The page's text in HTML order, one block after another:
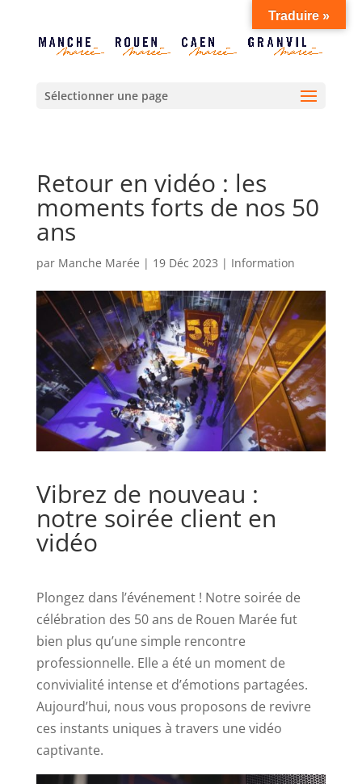
Sélectionner une page
Retour en vidéo : les
moments forts de nos 50
ans
par Manche Marée | 19 Déc 2023 | Information
Vibrez de nouveau :
notre soirée client en
vidéo
Plongez dans l’événement ! Notre soirée de
célébration des 50 ans de Rouen Marée fut
bien plus qu’une simple rencontre
professionnelle. Elle a été un moment de
convivialité intense et d’émotions partagées.
Aujourd’hui, nous vous proposons de revivre
ces instants uniques à travers une vidéo
captivante.
Traduire »